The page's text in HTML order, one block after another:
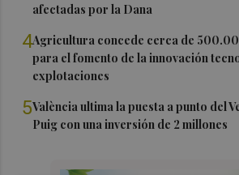
afectadas por la Dana
4Agricultura concede cerca de
para el fomento de la innovación
explotaciones
5València ultima la puesta a punto del
Puig con una inversión de 2 millones